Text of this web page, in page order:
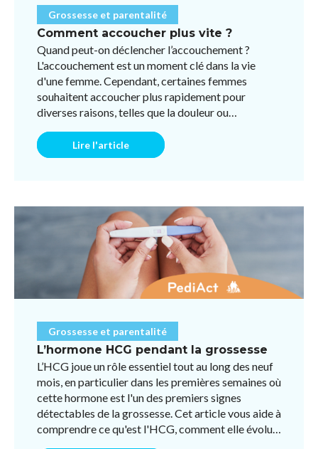
Grossesse et parentalité
Comment accoucher plus vite ?
Quand peut-on déclencher l’accouchement ?
L'accouchement est un moment clé dans la vie
d'une femme. Cependant, certaines femmes
souhaitent accoucher plus rapidement pour
diverses raisons, telles que la douleur ou
Lire l'article
Grossesse et parentalité
L’hormone HCG pendant la grossesse
L’HCG joue un rôle essentiel tout au long des neuf
mois, en particulier dans les premières semaines où
cette hormone est l'un des premiers signes
détectables de la grossesse. Cet article vous aide à
comprendre ce qu'est l'HCG, comment elle évolue